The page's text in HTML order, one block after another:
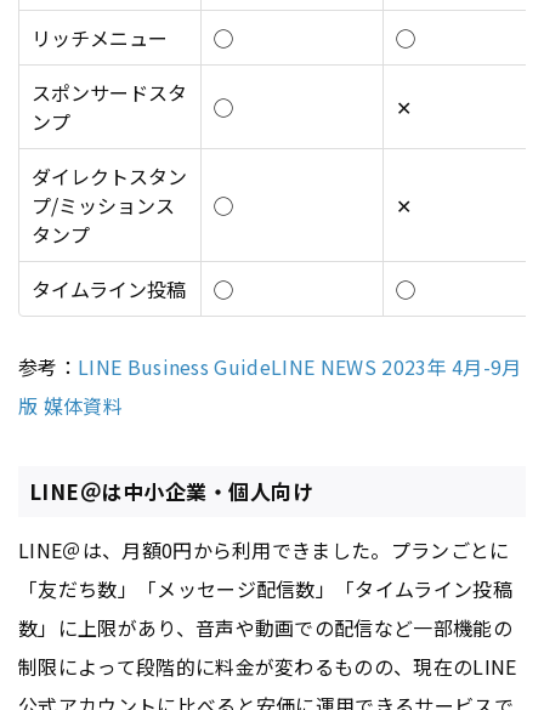
リッチメニュー
◯
◯
スポンサードスタ
ンプ
◯ ✕
ダイレクトスタン
プ/ミッションス
タンプ
◯ ✕
タイムライン投稿 ◯ ◯
参考： LINE Business GuideLINE NEWS 2023年 4月-9月
版 媒体資料
LINE＠は中小企業・個人向け
LINE＠は、月額0円から利用できました。プランごとに
「友だち数」「メッセージ配信数」「タイムライン投稿
数」に上限があり、音声や動画での配信など一部機能の
制限によって段階的に料金が変わるものの、現在のLINE